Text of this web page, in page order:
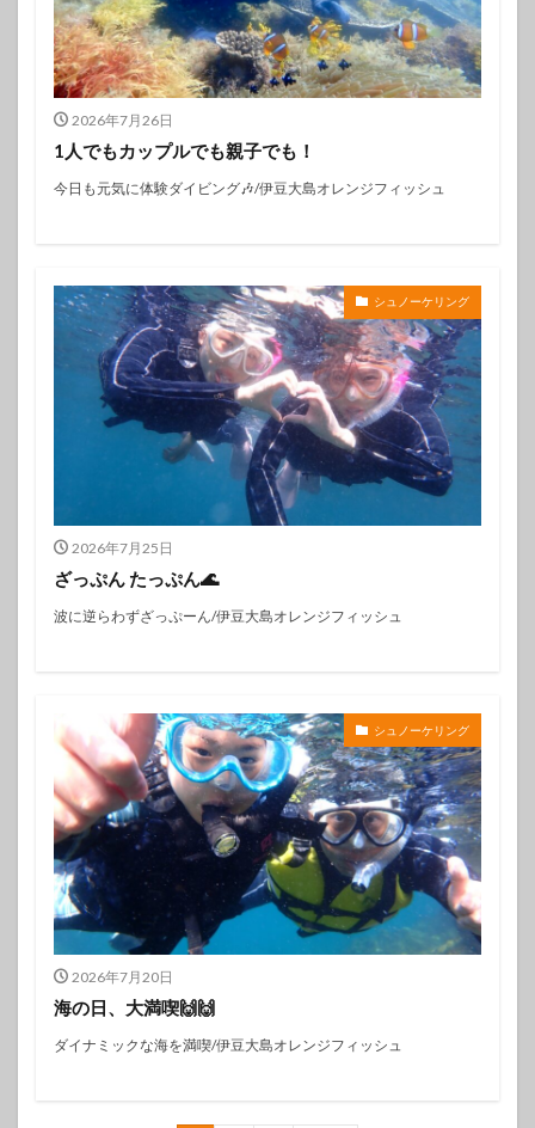
2026年7月26日
1人でもカップルでも親子でも！
今日も元気に体験ダイビング🎶/伊豆大島オレンジフィッシュ
シュノーケリング
2026年7月25日
ざっぷん たっぷん🌊
波に逆らわずざっぷーん/伊豆大島オレンジフィッシュ
シュノーケリング
2026年7月20日
海の日、大満喫🙌🙌
ダイナミックな海を満喫/伊豆大島オレンジフィッシュ